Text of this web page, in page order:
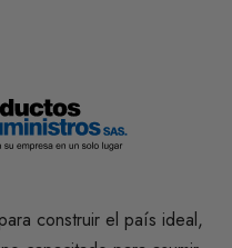
construir el país ideal,